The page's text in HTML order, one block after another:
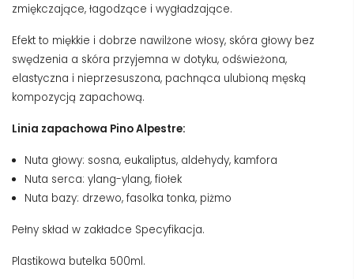
zmiękczające, łagodzące i wygładzające.
Efekt to miękkie i dobrze nawilżone włosy, skóra głowy bez
swędzenia a skóra przyjemna w dotyku, odświeżona,
elastyczna i nieprzesuszona, pachnąca ulubioną męską
kompozycją zapachową.
Linia zapachowa Pino Alpestre:
Nuta głowy: sosna, eukaliptus, aldehydy, kamfora
Nuta serca: ylang-ylang, fiołek
Nuta bazy: drzewo, fasolka tonka, piżmo
Pełny skład w zakładce Specyfikacja.
Plastikowa butelka 500ml.